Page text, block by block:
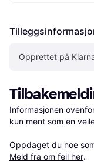
Opprettet på
Informasjonen
kun ment som en
Oppdaget du noe
Meld fra om feil her.